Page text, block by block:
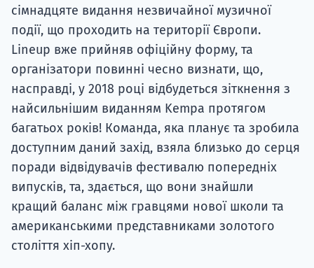
сімнадцяте видання незвичайної музичної
події, що проходить на території Європи.
Lineup вже прийняв офіційну форму, та
організатори повинні чесно визнати, що,
насправді, у 2018 році відбудеться зіткнення з
найсильнішим виданням Kempa протягом
багатьох років! Команда, яка планує та зробила
доступним даний захід, взяла близько до серця
поради відвідувачів фестивалю попередніх
випусків, та, здається, що вони знайшли
кращий баланс між гравцями нової школи та
американськими представниками золотого
століття хіп-хопу.